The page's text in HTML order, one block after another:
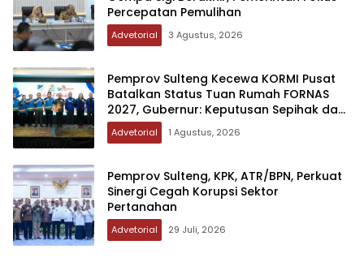
Percepatan Pemulihan
Advetorial 3 Agustus, 2026
Pemprov Sulteng Kecewa KORMI Pusat
Batalkan Status Tuan Rumah FORNAS
2027, Gubernur: Keputusan Sepihak dan
Tanpa Koordinasi
Advetorial 1 Agustus, 2026
Pemprov Sulteng, KPK, ATR/BPN, Perkuat
Sinergi Cegah Korupsi Sektor
Pertanahan
Advetorial 29 Juli, 2026